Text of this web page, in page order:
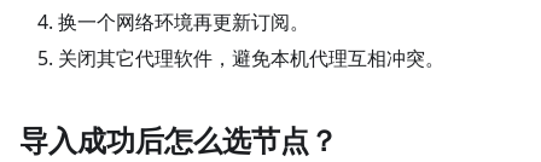
换一个网络环境再更新订阅。
关闭其它代理软件，避免本机代理互相冲突。
导入成功后怎么选节点？